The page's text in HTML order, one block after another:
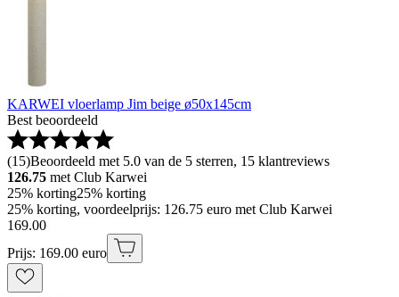
KARWEI vloerlamp Jim beige ø50x145cm
Best beoordeeld
(15)Beoordeeld met 5.0 van de 5 sterren, 15 klantreviews
126.75 met Club Karwei
25% korting25% korting
25% korting, voordeelprijs: 126.75 euro met Club Karwei
169.00
Prijs: 169.00 euro